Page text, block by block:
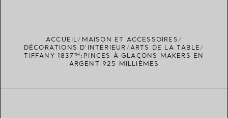
TROUVEZ LA BOUTIQUE LA PLUS PROCHE
ACCUEIL
MAISON ET ACCESSOIRES
DÉCORATIONS D'INTÉRIEUR
ARTS DE LA TABLE
TIFFANY 1837™:PINCES À GLAÇONS MAKERS EN
ARGENT 925 MILLIÈMES